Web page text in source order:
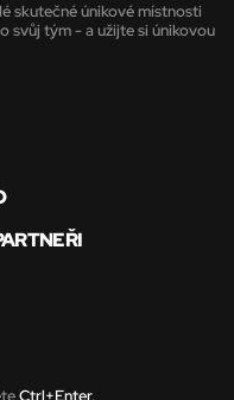
skutečné únikové místnosti
svůj tým - a užijte si únikovou